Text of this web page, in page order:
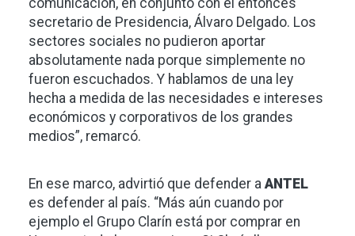
secretario de Presidencia, Álvaro Delgado. Los
sectores sociales no pudieron aportar
absolutamente nada porque simplemente no
fueron escuchados. Y hablamos de una ley
hecha a medida de las necesidades e intereses
económicos y corporativos de los grandes
medios”, remarcó.
En ese marco, advirtió que defender a ANTEL
es defender al país. “Más aún cuando por
ejemplo el Grupo Clarín está por comprar en